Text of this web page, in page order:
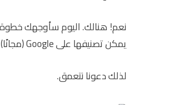
نعم! هنالك. اليوم سأوجهك خطوة
يمكن تصنيفها على Google (مجانًا).
لذلك دعونا نتعمق.